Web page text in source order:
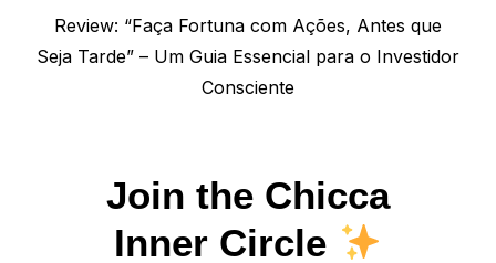
Next
post:
Review: “Faça Fortuna com Ações, Antes que
Seja Tarde” – Um Guia Essencial para o Investidor
Consciente
Join the Chicca
Inner Circle